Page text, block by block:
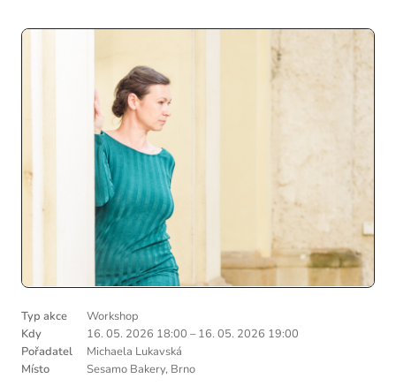
Typ akce
Workshop
Kdy
16. 05. 2026 18:00 –16. 05. 2026 19:00
Pořadatel
Michaela Lukavská
Místo
Sesamo Bakery, Brno